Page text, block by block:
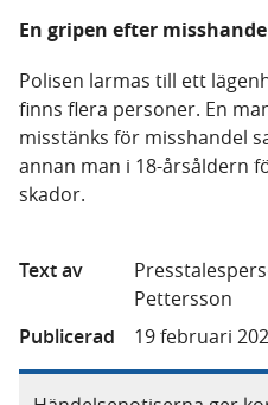
En gripen efter
Polisen larmas till ett
finns flera personer. En
misstänks för misshandel
annan man i 18-årsåldern
skador.
Text av
Pettersson
Publicerad
19 februari